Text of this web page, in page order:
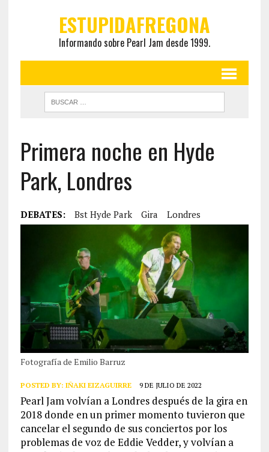
ESTUPIDAFREGONA
Informando sobre Pearl Jam desde 1999.
Primera noche en Hyde
Park, Londres
DEBATES: Bst Hyde Park Gira Londres
Fotografía de Emilio Barruz
POSTED BY: IÑAKI EIZAGUIRRE 9 DE JULIO DE 2022
Pearl Jam volvían a Londres después de la gira en
2018 donde en un primer momento tuvieron que
cancelar el segundo de sus conciertos por los
problemas de voz de Eddie Vedder, y volvían a